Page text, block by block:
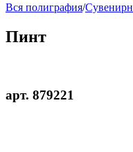
Вся полиграфия/
Пинт
арт. 879221